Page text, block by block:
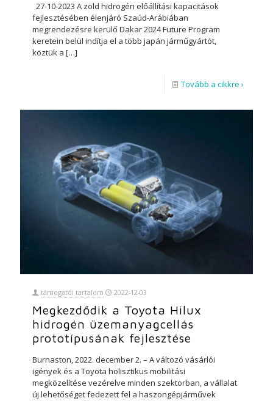
27-10-2023 A zöld hidrogén előállítási kapacitások
fejlesztésében élenjáró Szaúd-Arábiában
megrendezésre kerülő Dakar 2024 Future Program
keretein belül indítja el a több japán járműgyártót,
köztük a […]
Tovább a cikkre ›
támogatói tartalom 2022-12-03
Megkezdődik a Toyota Hilux
hidrogén üzemanyagcellás
prototípusának fejlesztése
Burnaston, 2022. december 2. – A változó vásárlói
igények és a Toyota holisztikus mobilitási
megközelítése vezérelve minden szektorban, a vállalat
új lehetőséget fedezett fel a haszongépjárművek